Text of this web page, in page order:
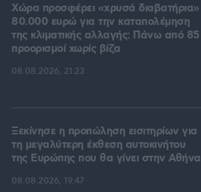
Χώρα προσφέρει «χρυσά διαβατήρια»
80.000 ευρώ για την καταπολέμηση
της κλιματικής αλλαγής: Πάνω από 85
προορισμοί χωρίς βίζα
08.08.2026, 21:23
Ξεκίνησε η προπώληση εισιτηρίων για
τη μεγαλύτερη έκθεση αυτοκινήτου
της Ευρώπης που θα γίνει στην Αθήνα
08.08.2026, 19:47